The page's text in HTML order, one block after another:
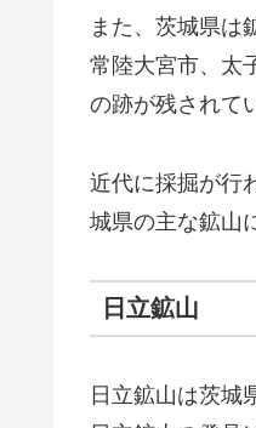
また、茨城県は
常陸大宮市、太
の跡が残されて
近代に採掘が行
城県の主な鉱山
日立鉱山
日立鉱山は茨城